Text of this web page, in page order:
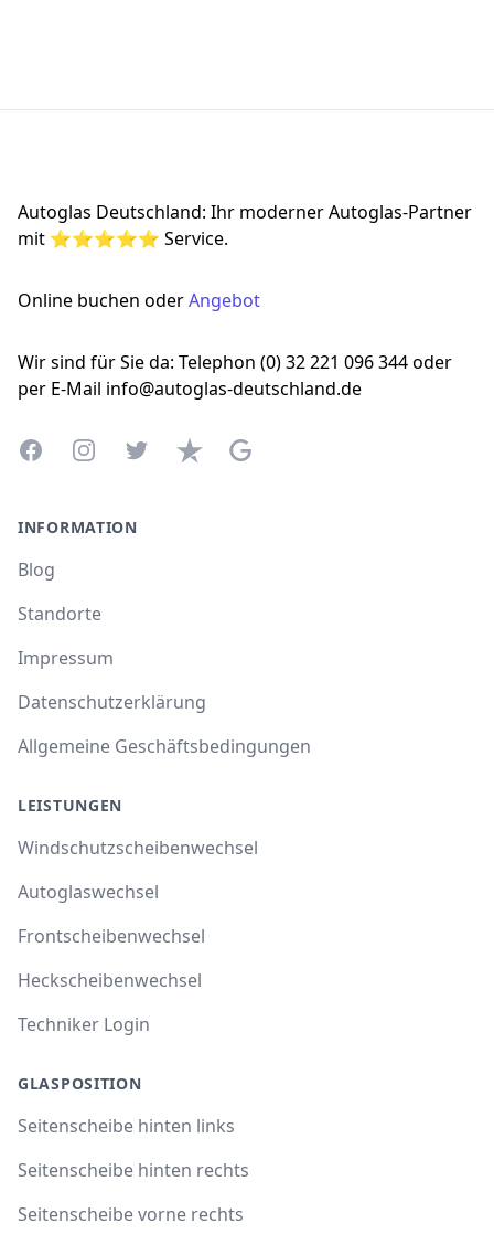
Autoglas Deutschland: Ihr moderner Autoglas-Partner
mit ⭐⭐⭐⭐⭐ Service.
Online buchen oderAngebot
Wir sind für Sie da: Telephon (0) 32 221 096 344 oder
per E-Mail info@autoglas-deutschland.de
FacebookInstagramTwitterTrustpilotGoogle Business Profile
INFORMATION
Blog
Standorte
Impressum
Datenschutzerklärung
Allgemeine Geschäftsbedingungen
LEISTUNGEN
Windschutzscheibenwechsel
Autoglaswechsel
Frontscheibenwechsel
Heckscheibenwechsel
Techniker Login
GLASPOSITION
Seitenscheibe hinten links
Seitenscheibe hinten rechts
Seitenscheibe vorne rechts